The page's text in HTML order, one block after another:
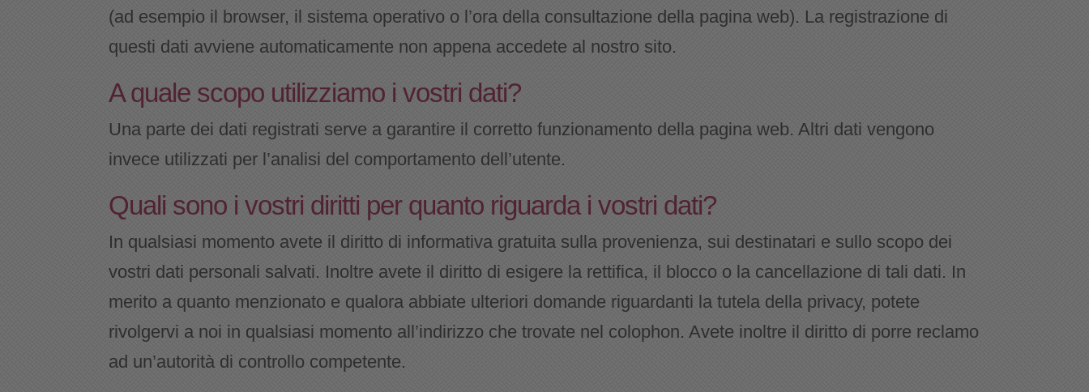
(ad esempio il browser, il sistema operativo o l’ora della consultazione della pagina web). La registrazione di
questi dati avviene automaticamente non appena accedete al nostro sito.
A quale scopo utilizziamo i vostri dati?
Una parte dei dati registrati serve a garantire il corretto funzionamento della pagina web. Altri dati vengono
invece utilizzati per l’analisi del comportamento dell’utente.
Quali sono i vostri diritti per quanto riguarda i vostri dati?
In qualsiasi momento avete il diritto di informativa gratuita sulla provenienza, sui destinatari e sullo scopo dei
vostri dati personali salvati. Inoltre avete il diritto di esigere la rettifica, il blocco o la cancellazione di tali dati. In
merito a quanto menzionato e qualora abbiate ulteriori domande riguardanti la tutela della privacy, potete
rivolgervi a noi in qualsiasi momento all’indirizzo che trovate nel colophon. Avete inoltre il diritto di porre reclamo
ad un’autorità di controllo competente.